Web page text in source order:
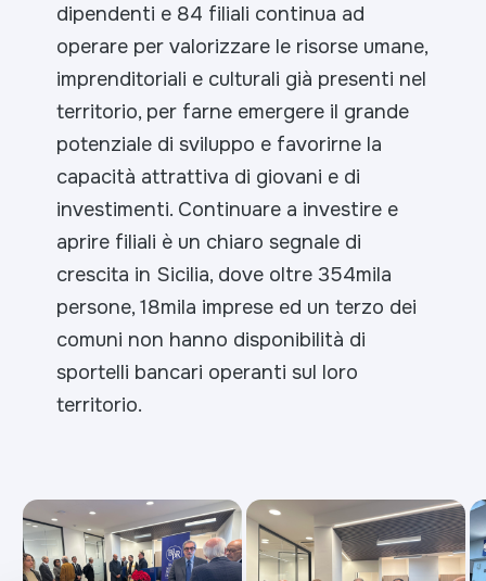
dipendenti e 84 filiali continua ad
operare per valorizzare le risorse umane,
imprenditoriali e culturali già presenti nel
territorio, per farne emergere il grande
potenziale di sviluppo e favorirne la
capacità attrattiva di giovani e di
investimenti. Continuare a investire e
aprire filiali è un chiaro segnale di
crescita in Sicilia, dove oltre 354mila
persone, 18mila imprese ed un terzo dei
comuni non hanno disponibilità di
sportelli bancari operanti sul loro
territorio.